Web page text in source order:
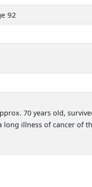
92
70 years old,
long illness of cancer of